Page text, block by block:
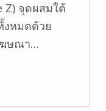
Z) จุดผสมใต้
หมดด้วย
ฆษณา…
และโทรหาฉันผู้เชื่อ BeautyBlender”